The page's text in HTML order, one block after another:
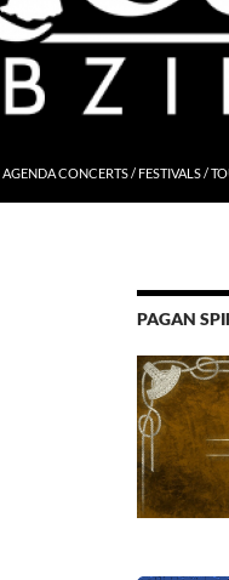
AGENDA CONCERTS / FESTIVALS /
PAGAN